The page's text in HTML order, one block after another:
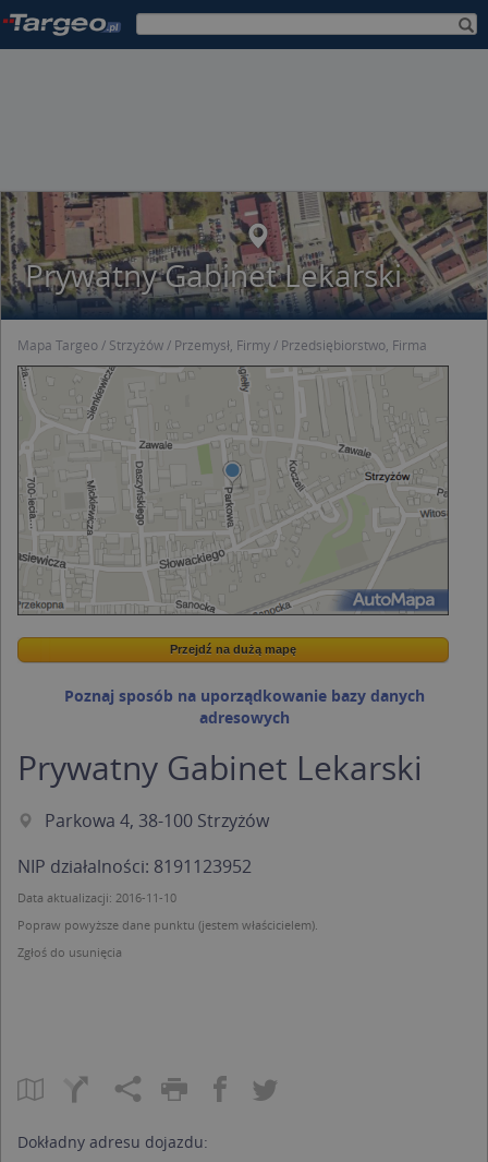
Prywatny Gabinet Lekarski
Mapa Targeo Strzyżów Przemysł, Firmy Przedsiębiorstwo, Firma
Wstaw tę mapkę na swoją stronę
Przejdź na dużą mapę
Przejdź na dużą mapę
Poznaj sposób na uporządkowanie bazy danych
adresowych
Prywatny Gabinet Lekarski
Parkowa 4, 38-100 Strzyżów
NIP działalności: 8191123952
Data aktualizacji: 2016-11-10
Popraw powyższe dane punktu (jestem właścicielem).
Zgłoś do usunięcia
Dokładny adresu dojazdu: